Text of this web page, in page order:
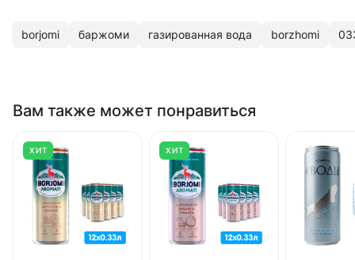
borjomi баржоми газированная вода borzhomi
Вам также может понравиться
ХИТ ХИТ